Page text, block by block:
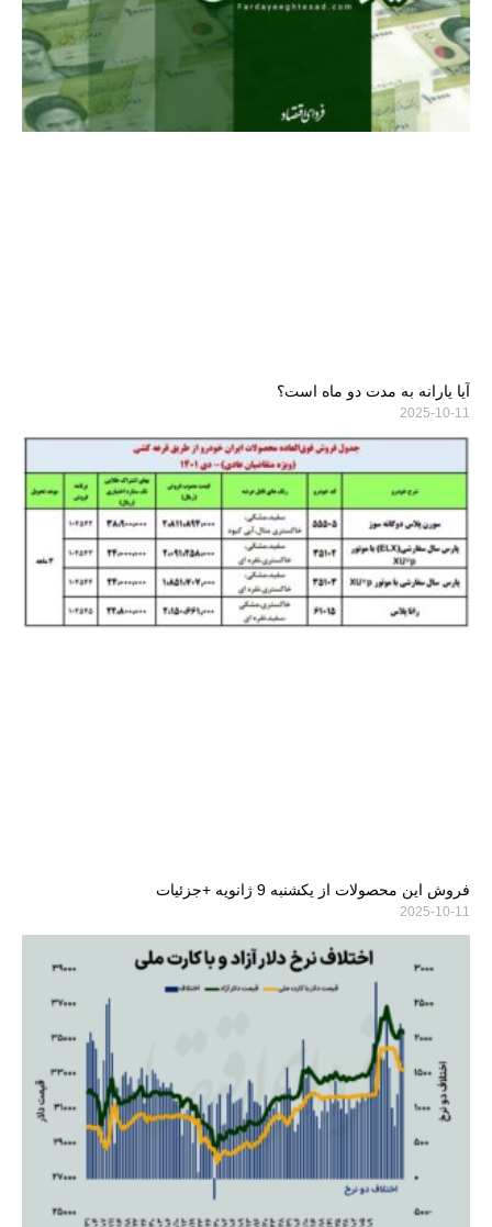
آیا یارانه به مدت دو ماه است؟
2025-10-11
فروش این محصولات از یکشنبه 9 ژانویه +جزئیات
2025-10-11